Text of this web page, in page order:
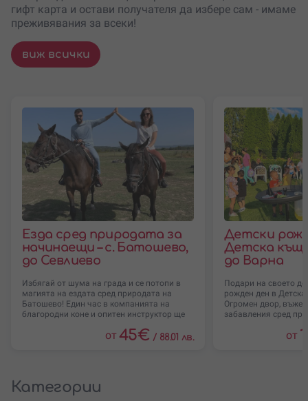
гифт карта и остави получателя да избере сам - имаме
преживявания за всеки!
виж всички
Езда сред природата за
начинаещи – с. Батошево,
до Севлиево
Избягай от шума на града и се потопи в
магията на ездата сред природата на
Батошево! Един час в компанията на
благородни коне и опитен инструктор ще
от 45€ / 88.01 лв.
Детски
Детска
до Варна
Подари на своето
рожден ден в
Огромен двор,
забавления сред
от
Категории